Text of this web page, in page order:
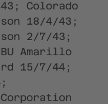
Colorado
18/4/43;
2/7/43;
Amarillo
15/7/44;